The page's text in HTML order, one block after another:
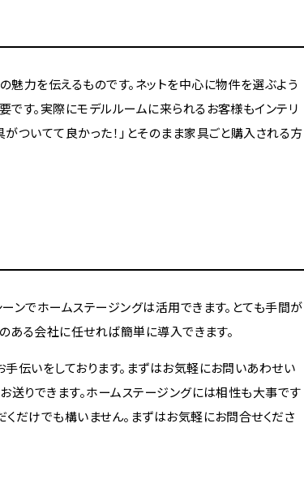
力を伝えるものです。ネットを中心に物件を選ぶよう
す。実際にモデルルームに来られるお客様もインテリ
ついてて良かった！」とそのまま家具ごと購入される方
ンでホームステージングは活用できます。とても手間が
ある会社に任せれば簡単に導入できます。
伝いをしております。まずはお気軽にお問いあわせい
送りできます。ホームステージングには相性も大事です
だけでも構いません。まずはお気軽にお問合せくださ